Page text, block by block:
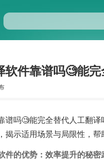
软件靠谱吗🧐能
谱吗🧐能完全替代人工翻
揭示适用场景与局限性，帮
件的优势：效率提升的秘密